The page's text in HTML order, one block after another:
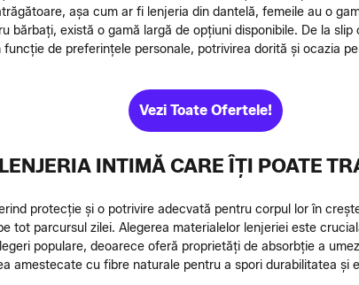
așa cum ar fi lenjeria din dantelă, femeile au o
bărbați, există o gamă largă de opțiuni disponibile. De la
de preferințele personale, potrivirea dorită și ocazia
Vezi Toate Ofertele!
INTIMĂ CARE ÎȚI POATE
protecție și o potrivire adecvată pentru corpul lor în
tot parcursul zilei. Alegerea materialelor lenjeriei este
populare, deoarece oferă proprietăți de absorbție a
amestecate cu fibre naturale pentru a spori durabilitatea și